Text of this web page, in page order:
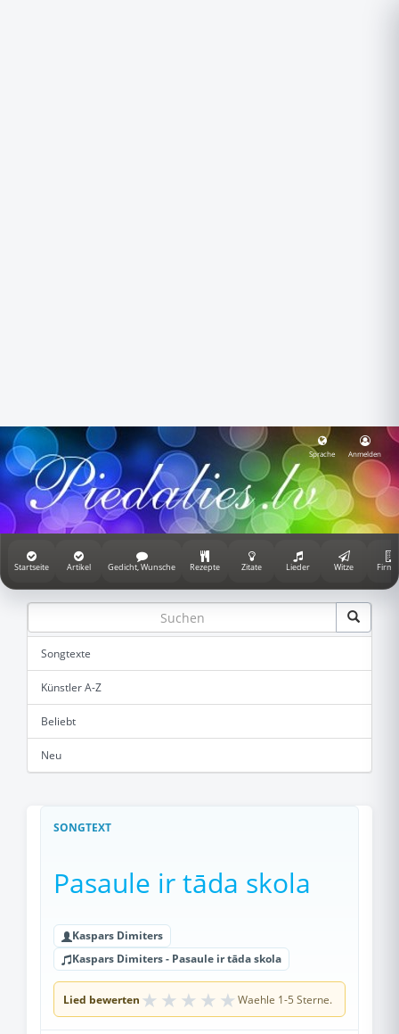
Sprache Anmelden
Startseite Artikel Gedicht, Wunsche Rezepte Zitate Lieder Witze
Songtexte
Künstler A-Z
Beliebt
Neu
SONGTEXT
Pasaule ir tāda skola
Kaspars Dimiters
Kaspars Dimiters - Pasaule ir tāda skola
Lied bewerten ★ ★ ★ ★ ★ Waehle 1-5 Sterne.